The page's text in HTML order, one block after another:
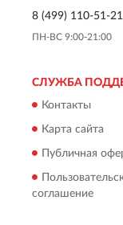
8 (499) 110-51-21
ПН-ВС 9:00-21:00
СЛУЖБА
Контакты
Карта сайта
Публичная
соглашение